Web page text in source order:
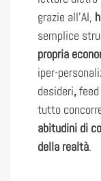
grazie all’AI,
semplice
propria
iper-
desideri,
tutto
abitudini di
della realtà.